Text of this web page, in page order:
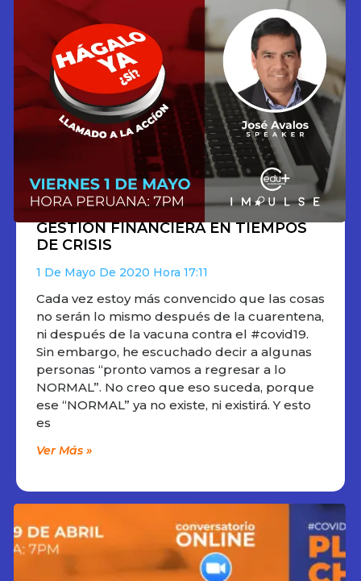
GESTIÓN FINANCIERA EN TIEMPOS
DE CRISIS
1 De Mayo De 2020 17:11
Cada vez estoy más convencido que las cosas
no serán lo mismo después de la cuarentena,
ni después de la vacuna contra el #covid19.
Sin embargo, he escuchado decir a algunas
personas “pronto vamos a regresar a lo
NORMAL”. No creo que eso suceda, porque
ese “NORMAL” ya no existe, ni existirá. Y esto
es
Ver Más »